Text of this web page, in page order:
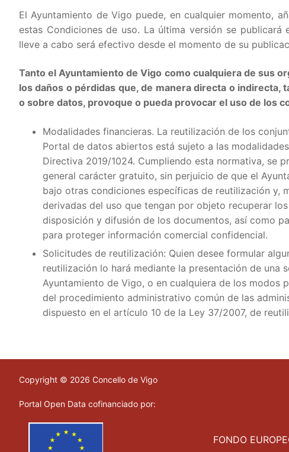
El Ayuntamiento de Vigo puede, en cualquier momento,
estas Condiciones de uso. La última versión se publicará
lleve a cabo será efectivo desde el momento de su
Tanto el Ayuntamiento de Vigo como cualquiera de sus
los daños o pérdidas que, de manera directa o
o sobre datos, provoque o pueda provocar el uso de los
Modalidades financieras. La reutilización de los
Portal de datos abiertos está sujeto a las
Directiva 2019/1024. Cumpliendo esta normativa, se
general carácter gratuito, sin perjuicio de que el
bajo otras condiciones específicas de reutilización y,
derivadas del uso que tengan por objeto recuperar
disposición y difusión de los documentos, así como
para proteger información comercial confidencial.
Solicitudes de reutilización: Quien desee formular
reutilización lo hará mediante la presentación de una
Ayuntamiento de Vigo, o en cualquiera de los modos
del procedimiento administrativo común de las
dispuesto en el artículo 10 de la Ley 37/2007, de
Copyright © 2026 Concello de Vigo
Portal Open Data cofinanciado por:
FONDO